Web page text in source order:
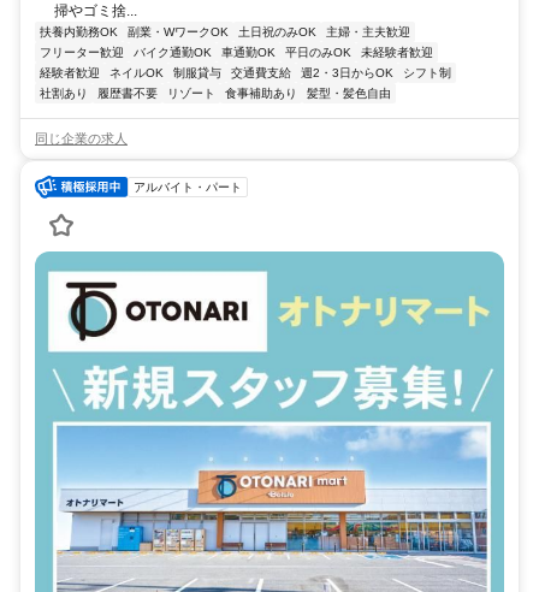
掃やゴミ捨...
扶養内勤務OK 副業・WワークOK 土日祝のみOK
主婦・主夫歓迎
フリーター歓迎
バイク通勤OK 車通勤OK 平日のみOK
未経験者歓迎
経験者歓迎
ネイルOK 制服貸与 交通費支給 週2・3日からOK
シフト制
社割あり
履歴書不要 リゾート 食事補助あり 髪型・髪色自由
同じ企業の求人
アルバイト・パート